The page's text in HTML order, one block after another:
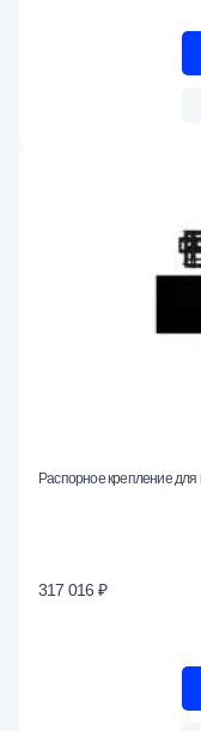
Распорное крепление
317 016 ₽